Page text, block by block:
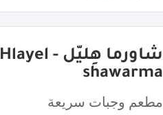
شاورما هِليّل - Hlayel
shawarma
مطعم وجبات سريعة